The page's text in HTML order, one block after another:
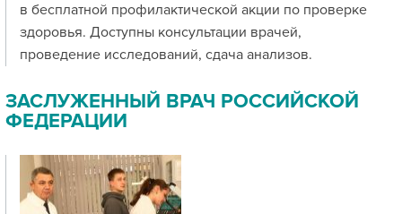
в бесплатной профилактической акции по проверке
здоровья. Доступны консультации врачей,
проведение исследований, сдача анализов.
ЗАСЛУЖЕННЫЙ ВРАЧ РОССИЙСКОЙ
ФЕДЕРАЦИИ